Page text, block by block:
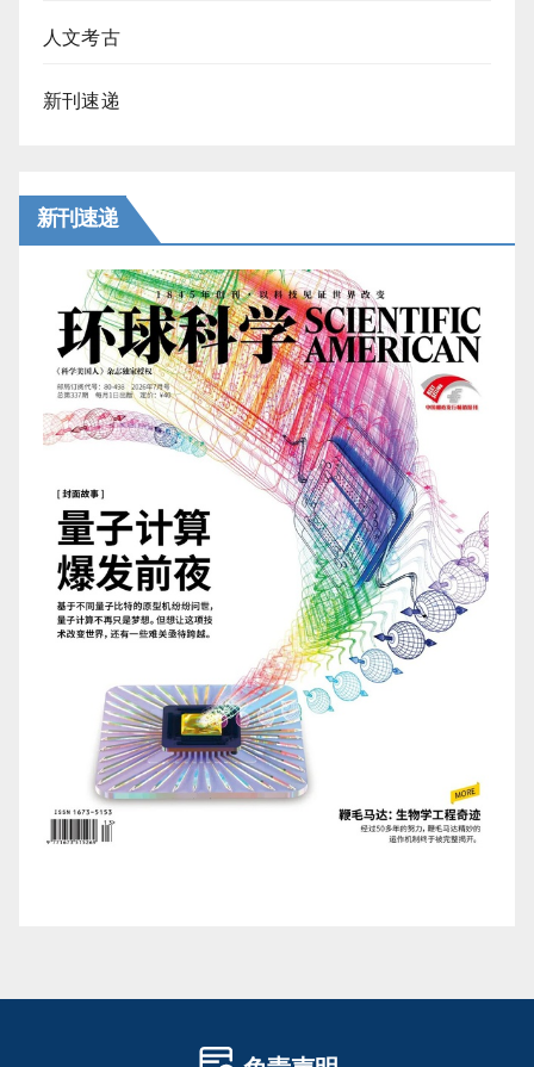
人文考古
新刊速递
新刊速递